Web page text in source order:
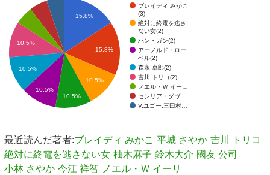
ブレイディ みかこ
(3)
絶対に終電を逃さ
ない女(2)
ハン・ガン(2)
アーノルド・ロー
ベル(2)
森永 卓郎(2)
吉川 トリコ(2)
ノエル・Ｗ イー…
セシリア・ダヴ…
V.ユゴー,三田村…
15.8%
15.8%
10.5%
10.5%
10.5%
10.5%
10.5%
最近読んだ著者:ブレイディ みかこ 平城 さやか 吉川 トリコ
絶対に終電を逃さない女 柚木麻子 鈴木大介 國友 公司
小林 さやか 今江 祥智 ノエル・Ｗ イーリ